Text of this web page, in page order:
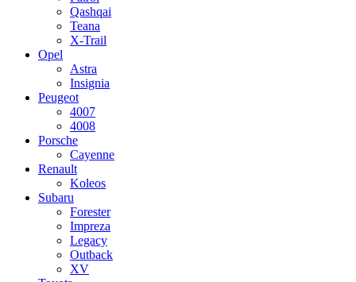
Qashqai
Teana
X-Trail
Opel
Astra
Insignia
Peugeot
4007
4008
Porsche
Cayenne
Renault
Koleos
Subaru
Forester
Impreza
Legacy
Outback
XV